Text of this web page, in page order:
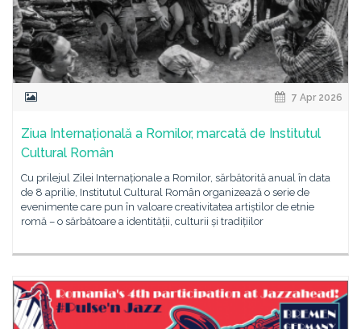
7 Apr 2026
Ziua Internațională a Romilor, marcată de Institutul
Cultural Român
Cu prilejul Zilei Internaționale a Romilor, sărbătorită anual în data
de 8 aprilie, Institutul Cultural Român organizează o serie de
evenimente care pun în valoare creativitatea artiștilor de etnie
romă – o sărbătoare a identității, culturii și tradițiilor